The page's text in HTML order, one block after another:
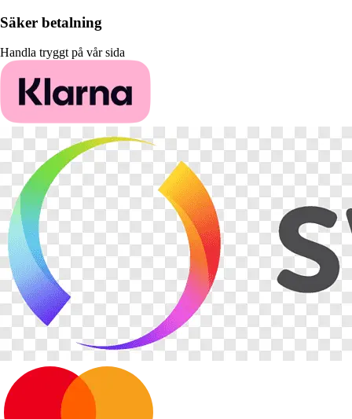
Säker betalning
Handla tryggt på vår sida